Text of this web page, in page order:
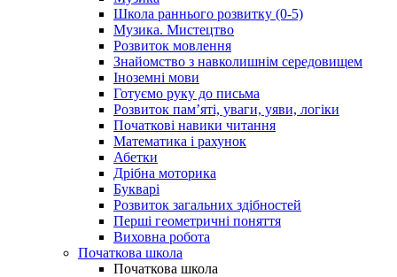
Школа раннього розвитку (0-5)
Музика. Мистецтво
Розвиток мовлення
Знайомство з навколишнім середовищем
Іноземні мови
Готуємо руку до письма
Розвиток пам’яті, уваги, уяви, логіки
Початкові навики читання
Математика і рахунок
Абетки
Дрібна моторика
Букварі
Розвиток загальних здібностей
Перші геометричні поняття
Виховна робота
Початкова школа
Початкова школа